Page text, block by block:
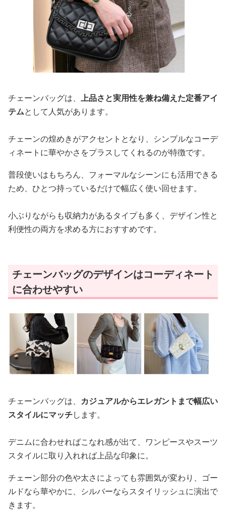
チェーンバッグは、 上品さと実用性を兼ね備えた定番アイ
テムとして人気があります。
チェーンの煌めきがアクセントとなり、シンプルなコーデ
ィネートに華やかさをプラスしてくれるのが特徴です。
普段使いはもちろん、フォーマルなシーンにも活用できる
ため、ひとつ持っているだけで幅広く使い回せます。
小ぶりながらも収納力があるタイプも多く、デザイン性と
利便性の両方を求める方におすすめです。
チェーンバッグのデザインはコーディネート
に合わせやすい
チェーンバッグは、 カジュアルからエレガントまで幅広い
スタイルにマッチします。
デニムに合わせればこなれ感が出て、ワンピースやスーツ
スタイルに取り入れれば上品な印象に。
チェーン部分の色や太さによっても雰囲気が変わり、ゴー
ルドなら華やかに、シルバーならスタイリッシュに演出で
きます。